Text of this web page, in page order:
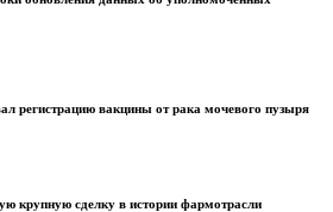
регистрацию вакцины от рака мочевого пузыря
крупную сделку в истории фармотрасли